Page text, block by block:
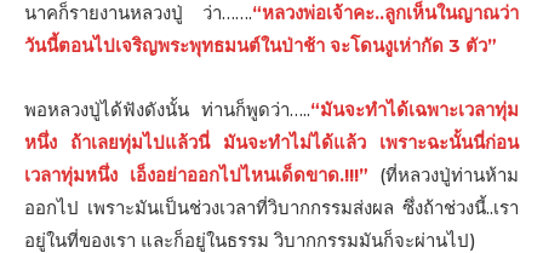
นาคก็รายงานหลวงปู่ ว่า…….“หลวงพ่อเจ้าคะ..ลูกเห็นในญาณว่า
วันนี้ตอนไปเจริญพระพุทธมนต์ในป่าช้า จะโดนงูเห่ากัด 3 ตัว”
พอหลวงปู่ได้ฟังดังนั้น ท่านก็พูดว่า…..“มันจะทำได้เฉพาะเวลาทุ่ม
หนึ่ง ถ้าเลยทุ่มไปแล้วนี่ มันจะทำไม่ได้แล้ว เพราะฉะนั้นนี่ก่อน
เวลาทุ่มหนึ่ง เอ็งอย่าออกไปไหนเด็ดขาด.!!!” (ที่หลวงปู่ท่านห้าม
ออกไป เพราะมันเป็นช่วงเวลาที่วิบากกรรมส่งผล ซึ่งถ้าช่วงนี้..เรา
อยู่ในที่ของเรา และก็อยู่ในธรรม วิบากกรรมมันก็จะผ่านไป)